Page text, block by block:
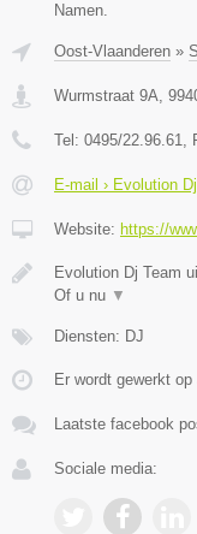
Namen.
Oost-Vlaanderen »
Wurmstraat 9A,
Tel: 0495/22.96.61,
E-mail › Evolution
Website: https://
Evolution Dj Team
Of u nu ▼
Diensten: DJ
Er wordt gewerkt
Laatste facebook
Sociale media: